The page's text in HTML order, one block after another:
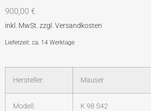
900,00 €
Lieferzeit: ca. 14 Werktage
Hersteller: Mauser
Modell: K 98 S42